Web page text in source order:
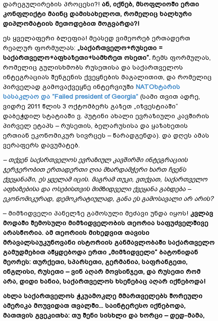
დარეგულირების პროცესი?! ან, იქნებ, მსოფლიოში ერთი
კონფლიქტი მაინც დამისახელოთ, რომელიც ხალხური
დიპლომატიის მეთოდებით მოგვარდა?!
ეს ყველაფერი ბლეფია! მეასედ ვიმეორებ ერთადერთ
რეალურ ფორმულას: „საქართველო+რუსეთი =
საქართველო+აფხაზეთი+სამხრეთ ოსეთი“. ჩემს ფორმულას,
რომელიც გულისხმობს რუსეთისა და საქართველოს
ინტეგრაციას შენგენის ქვეყნების მაგალითით, და რომელიც
პირველად გამოვაქვეყნე ინტერვიუში NATOხტარის
სასაკლაო და ”Failed president of Georgia” (სამი თვით ადრე,
ვიდრე 2011 წლის 3 ოქტომბერს გაზეთ „იზვესტიაში“
დაბეჭდილ სტატიაში ვ. პუტინი ახალი ევრაზიული კავშირის
პირველ ეტაპს – რუსეთის, ბელარუსისა და ყაზახეთის
ერთიან ეკონომიკურ სივრცეს – წარადგენდა). და დღეს ამას
ვერაფერს დავუმატებ.
– თქვენ საქართველოს ევრაზიულ კავშირში ინტეგრაციის
ჯერჯერობით ერთადერთი ღია მხარდამჭერი ხართ ჩვენს
ქვეყანაში, ეს ყველამ იცის. მაგრამ თუკი, ვთქვათ, საქართველო
აფხაზებისა და ოსებისთვის მიმზიდველი ქვეყანა გახდება –
ეკონომიკურად, დემოკრატიულად, განა ეს გამოსავალი არ არის?
– მიმზიდველი პანელზე გამოსული მეძავი უნდა იყოს! კვლავ
მოდაში შემოსული მიმზიდველობის თეორია საფუძველშივე
არასწორია. ამ თეორიის მიხედვით თავისი
მრავალსაუკუნოვანი ისტორიის განმავლობაში საქართველო
გამუდმებით აწყდებოდა ერთი „მიმზიდველი“ ბატონიდან
მეორეს: თურქეთი, სპარსეთი, გერმანია, საფრანგეთი,
ინგლისი, რუსეთი – ვინ აღარ მოვსინჯეთ, და რუსეთი რომ
არა, დიდი ხანია, საქართველოს ხსენებაც აღარ იქნებოდა!
ახლა საქართველოს ჭკუამოკლე მმართველებს შორეული
ამერიკა მოუვიდათ თვალში... საინტერესო იქნებოდა,
მათთვის გვეკითხა: თუ შენი სისხლი და ხორცი – დედ-მამა,